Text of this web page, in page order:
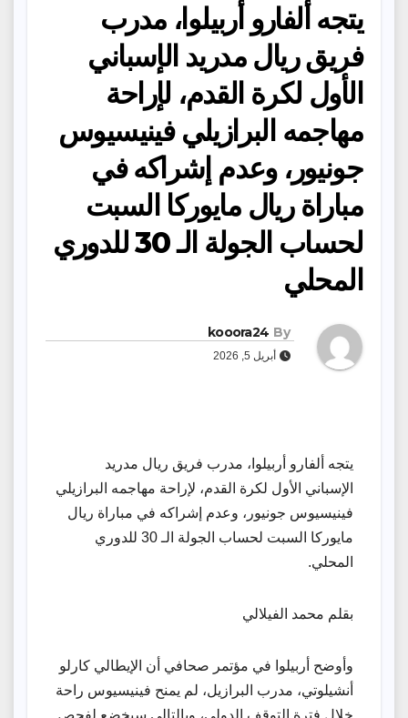
يتجه ألفارو أربيلوا، مدرب
فريق ريال مدريد الإسباني
الأول لكرة القدم، لإراحة
مهاجمه البرازيلي فينيسيوس
جونيور، وعدم إشراكه في
مباراة ريال مايوركا السبت
لحساب الجولة الـ 30 للدوري
المحلي
By
kooora24
أبريل 5, 2026
يتجه ألفارو أربيلوا، مدرب فريق ريال مدريد
الإسباني الأول لكرة القدم، لإراحة مهاجمه البرازيلي
فينيسيوس جونيور، وعدم إشراكه في مباراة ريال
مايوركا السبت لحساب الجولة الـ 30 للدوري
المحلي.
بقلم محمد الفيلالي
وأوضح أربيلوا في مؤتمر صحافي أن الإيطالي كارلو
أنشيلوتي، مدرب البرازيل، لم يمنح فينيسيوس راحة